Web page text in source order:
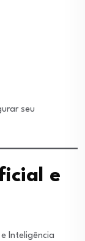
seu
e
Inteligência